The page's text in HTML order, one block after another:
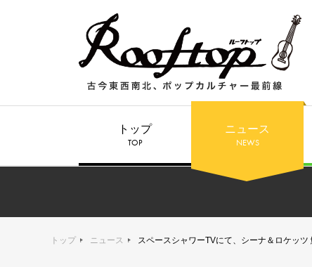
トップ
TOP
ニュース
NEWS
トップ ニュース スペースシャワーTVにて、シーナ＆ロケッ